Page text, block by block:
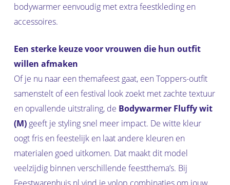
bodywarmer eenvoudig met extra feestkleding en
accessoires.
Een sterke keuze voor vrouwen die hun outfit
willen afmaken
Of je nu naar een themafeest gaat, een Toppers-outfit
samenstelt of een festival look zoekt met zachte textuur
en opvallende uitstraling, de Bodywarmer Fluffy wit
(M)geeft je styling snel meer impact. De witte kleur
oogt fris en feestelijk en laat andere kleuren en
materialen goed uitkomen. Dat maakt dit model
veelzijdig binnen verschillende feestthema’s. Bij